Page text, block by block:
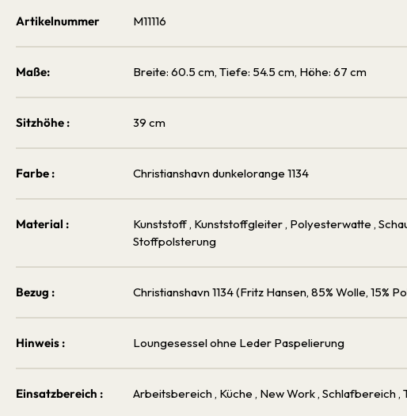
Artikelnummer M11116
Maße: Breite: 60.5 cm, Tiefe: 54.5 cm, Höhe: 67 cm
Sitzhöhe : 39 cm
Farbe : Christianshavn dunkelorange 1134
Material : Kunststoff, Kunststoffgleiter, Polyesterwatte ,
Stoffpolsterung
Bezug : Christianshavn 1134 (Fritz Hansen, 85% Wolle, 15%
Hinweis : Loungesessel ohne Leder Paspelierung
Einsatzbereich : Arbeitsbereich , Küche , New Work, Schlafbereich ,